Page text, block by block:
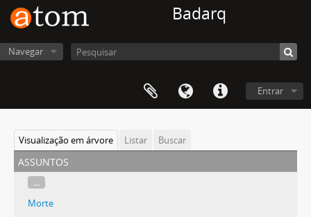
Badarq
Navegar
Entrar
Visualização em árvore Listar Buscar
assuntos
...
Morte